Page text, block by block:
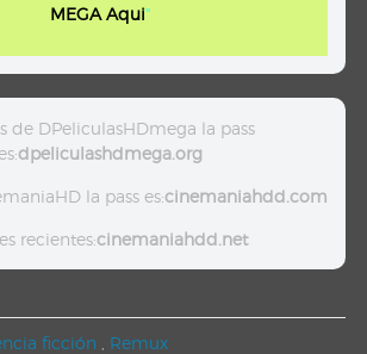
MEGA Aqui"
de DPeliculasHDmega la pass
dpeliculashdmega.org
la pass es:cinemaniahdd.com
recientes:cinemaniahdd.net
ficción Remux